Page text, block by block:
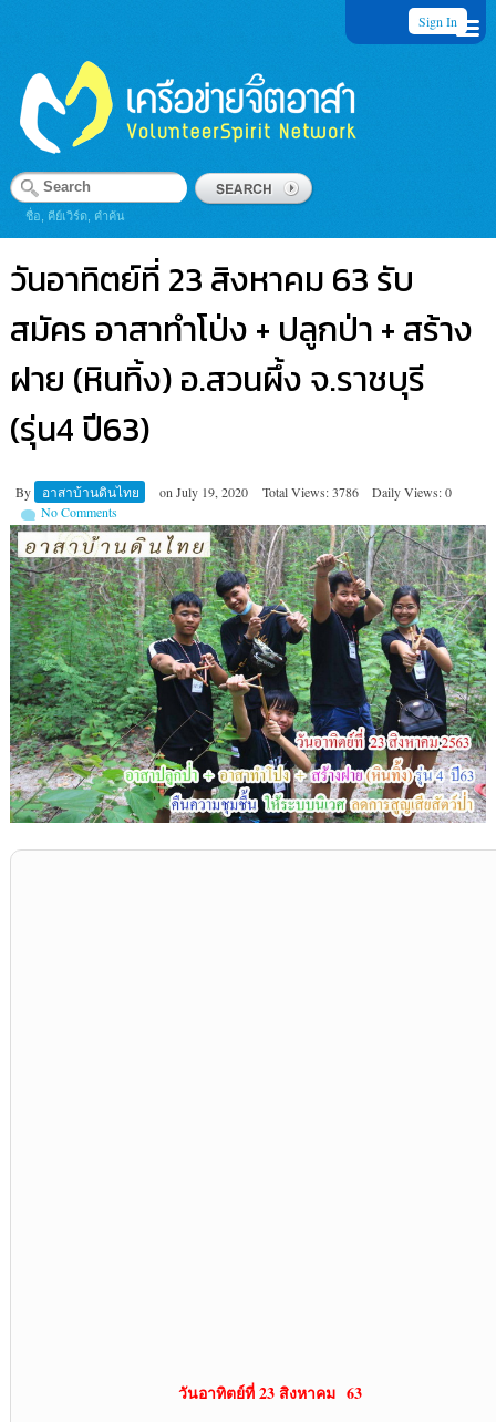
Sign In
ชื่อ, คีย์เวิร์ด, คำค้น
วันอาทิตย์ที่ 23 สิงหาคม 63 รับ
สมัคร อาสาทำโป่ง + ปลูกป่า + สร้าง
ฝาย (หินทิ้ง) อ.สวนผึ้ง จ.ราชบุรี
(รุ่น4 ปี63)
By อาสาบ้านดินไทย on July 19, 2020 Total Views: 3786
Daily Views: 0
No Comments
วันอาทิตย์ที่ 23 สิงหาคม63